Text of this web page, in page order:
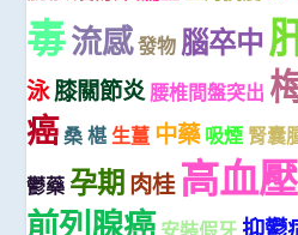
毒流感發物 腦卒中
泳膝關節炎 腰椎間盤突出
癌桑 椹 生薑 中藥 吸煙 腎囊
鬱藥 孕期肉桂 高血壓
前列腺癌 抑鬱